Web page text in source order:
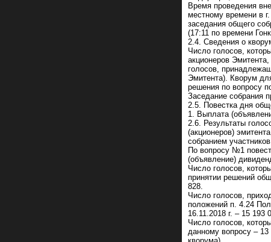
Время проведения
местному времени в
заседания общего
(17:11 по времени
2.4. Сведения о
Число голосов,
акционеров
голосов,
Эмитента). Кворум
решения по вопросу
Заседание собрания
2.5. Повестка дня
1. Выплата
2.6. Результаты
(акционеров)
собранием
По вопросу №1
(объявление)
Число голосов,
принятии решений
828.
Число голосов,
положений п. 4.24
16.11.2018 г. – 15 193
Число голосов,
данному вопросу –